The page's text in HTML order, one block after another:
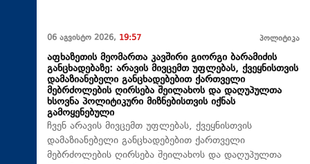
06 აგვისტო 2026, 19:57 პოლიტიკა
აფხაზეთის მეომართა კავშირი გიორგი ბარამიძის
განცხადებაზე: არავის მივცემთ უფლებას, ქვეყნისთვის
დამაზიანებელი განცხადებებით ქართველი
მებრძოლების ღირსება შეილახოს და დაღუპულთა
ხსოვნა პოლიტიკური მიზნებისთვის იქნას
გამოყენებული
ჩვენ არავის მივცემთ უფლებას, ქვეყნისთვის
დამაზიანებელი განცხადებებით ქართველი
მებრძოლების ღირსება შეილახოს და დაღუპულთა